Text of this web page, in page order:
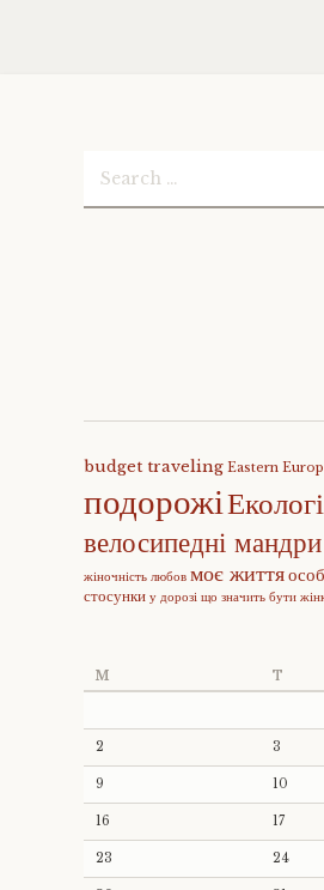
Search
for:
budget traveling Eastern
подорожі
велосипедні мандри
жіночність любов моє життя
стосунки у дорозі що значить бути
M T
2 3
9 10
16 17
23 24